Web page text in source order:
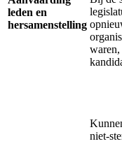
leden en
hersamenstelling
waren,
niet-